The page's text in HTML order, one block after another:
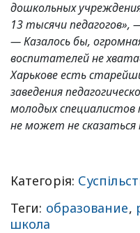
дошкольных
13 тысячи
— Казалось бы,
воспитателей не
Харькове есть
заведения
молодых
не может не сказаться
Категорія:
Теги: образование,
школа